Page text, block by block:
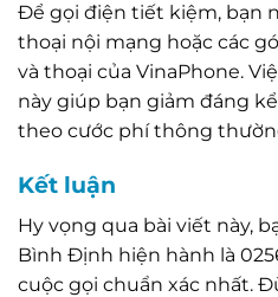
Để gọi điện tiết kiệm, bạn
thoại nội mạng hoặc các
và thoại của VinaPhone.
này giúp bạn giảm đáng
theo cước phí thông
Kết luận
Hy vọng qua bài viết này,
Bình Định hiện hành là
cuộc gọi chuẩn xác nhất.